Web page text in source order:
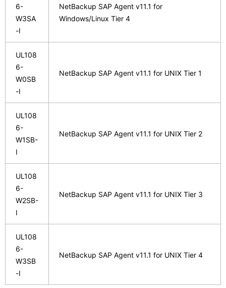
6-
W3SA
-I
NetBackup SAP Agent v11.1 for
Windows/Linux Tier 4
UL108
6-
W0SB
-I
NetBackup SAP Agent v11.1 for UNIX Tier 1
UL108
6-
W1SB-
I
NetBackup SAP Agent v11.1 for UNIX Tier 2
UL108
6-
W2SB-
I
NetBackup SAP Agent v11.1 for UNIX Tier 3
UL108
6-
W3SB
-I
NetBackup SAP Agent v11.1 for UNIX Tier 4